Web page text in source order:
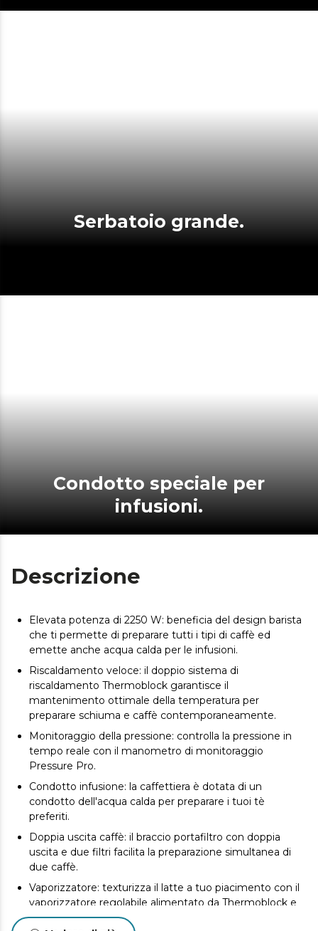
Serbatoio grande.
Condotto speciale per
infusioni.
Descrizione
Elevata potenza di 2250 W: beneficia del design barista
che ti permette di preparare tutti i tipi di caffè ed
emette anche acqua calda per le infusioni.
Riscaldamento veloce: il doppio sistema di
riscaldamento Thermoblock garantisce il
mantenimento ottimale della temperatura per
preparare schiuma e caffè contemporaneamente.
Monitoraggio della pressione: controlla la pressione in
tempo reale con il manometro di monitoraggio
Pressure Pro.
Condotto infusione: la caffettiera è dotata di un
condotto dell'acqua calda per preparare i tuoi tè
preferiti.
Doppia uscita caffè: il braccio portafiltro con doppia
uscita e due filtri facilita la preparazione simultanea di
due caffè.
Vaporizzatore: texturizza il latte a tuo piacimento con il
vaporizzatore regolabile alimentato da Thermoblock e
ottieni la migliore schiuma per il tuo caffè.